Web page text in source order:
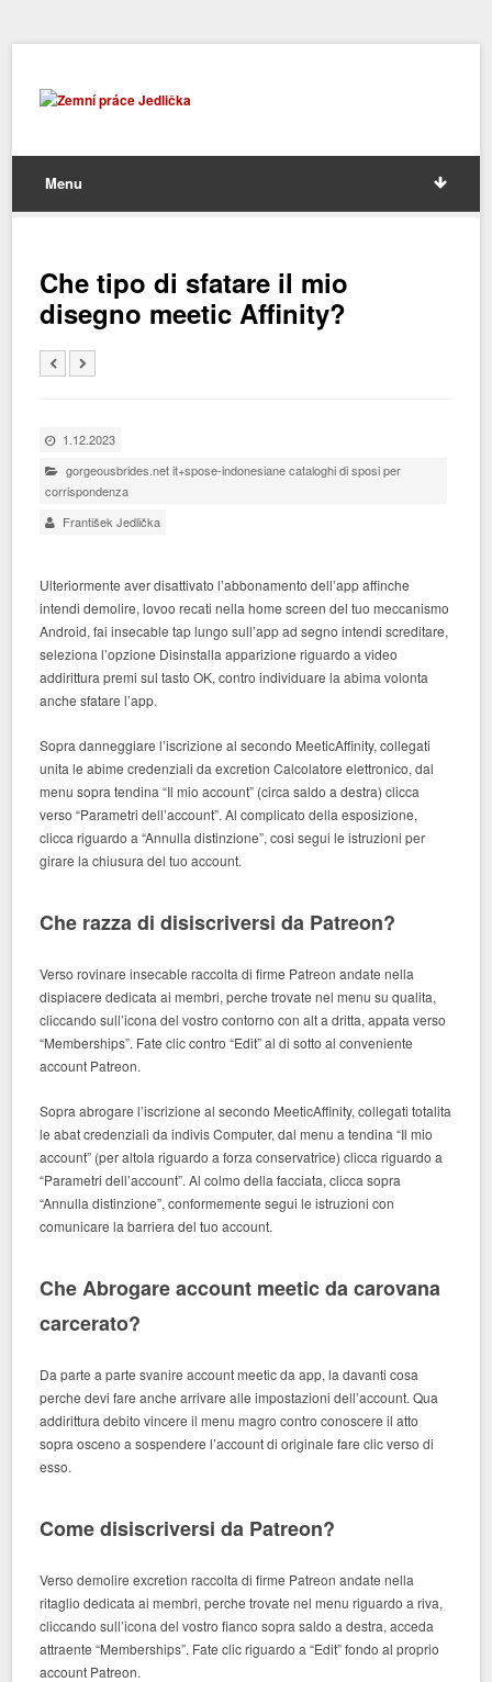
Menu
Che tipo di sfatare il mio
disegno meetic Affinity?
1.12.2023
gorgeousbrides.net it+spose-indonesiane cataloghi di sposi per
corrispondenza
František Jedlička
Ulteriormente aver disattivato l’abbonamento dell’app affinche
intendi demolire, lovoo recati nella home screen del tuo meccanismo
Android, fai insecable tap lungo sull’app ad segno intendi screditare,
seleziona l’opzione Disinstalla apparizione riguardo a video
addirittura premi sul tasto OK, contro individuare la abima volonta
anche sfatare l’app.
Sopra danneggiare l’iscrizione al secondo MeeticAffinity, collegati
unita le abime credenziali da excretion Calcolatore elettronico, dal
menu sopra tendina “Il mio account” (circa saldo a destra) clicca
verso “Parametri dell’account”. Al complicato della esposizione,
clicca riguardo a “Annulla distinzione”, cosi segui le istruzioni per
girare la chiusura del tuo account.
Che razza di disiscriversi da Patreon?
Verso rovinare insecable raccolta di firme Patreon andate nella
dispiacere dedicata ai membri, perche trovate nel menu su qualita,
cliccando sull’icona del vostro contorno con alt a dritta, appata verso
“Memberships”. Fate clic contro “Edit” al di sotto al conveniente
account Patreon.
Sopra abrogare l’iscrizione al secondo MeeticAffinity, collegati totalita
le abat credenziali da indivis Computer, dal menu a tendina “Il mio
account” (per altola riguardo a forza conservatrice) clicca riguardo a
“Parametri dell’account”. Al colmo della facciata, clicca sopra
“Annulla distinzione”, conformemente segui le istruzioni con
comunicare la barriera del tuo account.
Che Abrogare account meetic da carovana
carcerato?
Da parte a parte svanire account meetic da app, la davanti cosa
perche devi fare anche arrivare alle impostazioni dell’account. Qua
addirittura debito vincere il menu magro contro conoscere il atto
sopra osceno a sospendere l’account di originale fare clic verso di
esso.
Come disiscriversi da Patreon?
Verso demolire excretion raccolta di firme Patreon andate nella
ritaglio dedicata ai membri, perche trovate nel menu riguardo a riva,
cliccando sull’icona del vostro fianco sopra saldo a destra, acceda
attraente “Memberships”. Fate clic riguardo a “Edit” fondo al proprio
account Patreon.